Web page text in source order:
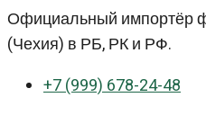
Перейти
к
Официальный импортёр
(Чехия) в РБ, РК и РФ.
+7 (999) 678-24-48